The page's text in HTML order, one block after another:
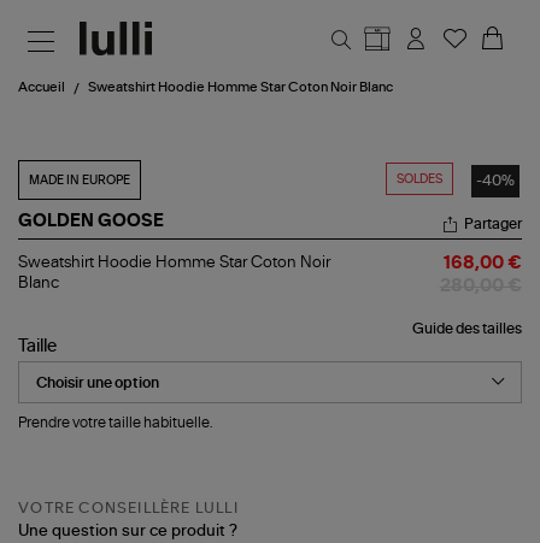
Accueil Sweatshirt Hoodie Homme Star Coton Noir Blanc
SOLDES -40%
MADE IN EUROPE
GOLDEN GOOSE
Sweatshirt
Hoodie
Coton
Noir
Blanc
Partager
Sweatshirt Hoodie Homme Star Coton Noir
Blanc
168,00 €
Guide des tailles
Taille
Prendre votre taille habituelle.
VOTRE CONSEILLÈRE LULLI
Une question sur ce produit ?